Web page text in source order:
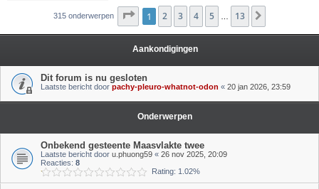
315 onderwerpen Pagina1 van 13
1 2 3 4 5 13
Aankondigingen
Dit forum is nu gesloten
Laatste bericht door pachy-pleuro-whatnot-odon « 20 jan 2026, 23:59
Onderwerpen
Onbekend gesteente Maasvlakte twee
Laatste bericht door u.phuong59 « 26 nov 2025, 20:09
Reacties: 8
Rating: 1.02%